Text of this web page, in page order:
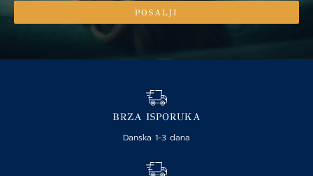
POSALJI
BRZA ISPORUKA
Danska 1-3 dana